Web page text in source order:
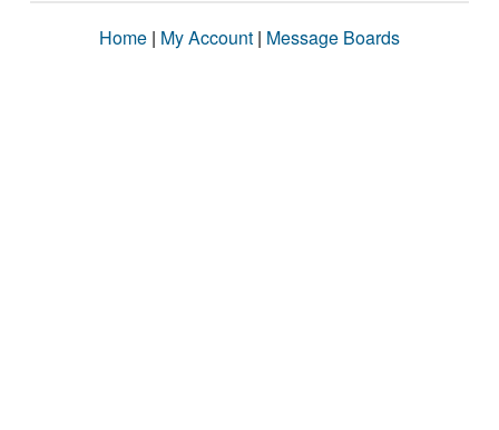
Home | My Account | Message Boards